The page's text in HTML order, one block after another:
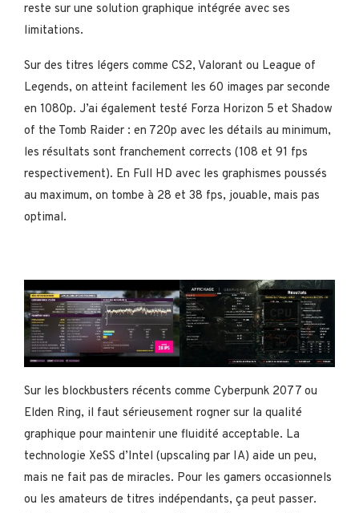
reste sur une solution graphique intégrée avec ses
limitations.
Sur des titres légers comme CS2, Valorant ou League of
Legends, on atteint facilement les 60 images par seconde
en 1080p. J’ai également testé Forza Horizon 5 et Shadow
of the Tomb Raider : en 720p avec les détails au minimum,
les résultats sont franchement corrects (108 et 91 fps
respectivement). En Full HD avec les graphismes poussés
au maximum, on tombe à 28 et 38 fps, jouable, mais pas
optimal.
Sur les blockbusters récents comme Cyberpunk 2077 ou
Elden Ring, il faut sérieusement rogner sur la qualité
graphique pour maintenir une fluidité acceptable. La
technologie XeSS d’Intel (upscaling par IA) aide un peu,
mais ne fait pas de miracles. Pour les gamers occasionnels
ou les amateurs de titres indépendants, ça peut passer.